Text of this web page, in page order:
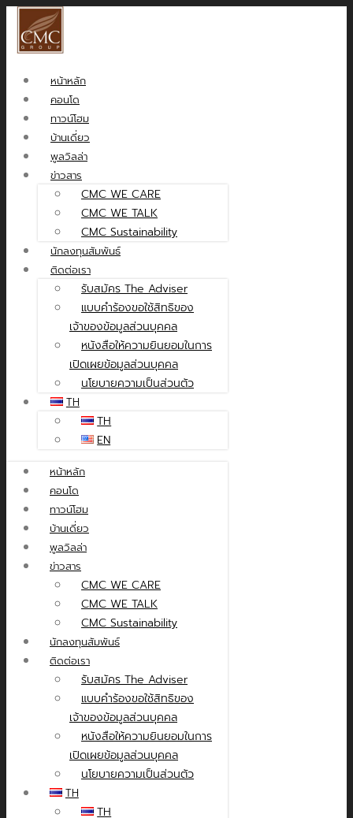
หน้าหลัก
คอนโด
ทาวน์โฮม
บ้านเดี่ยว
พูลวิลล่า
ข่าวสาร
CMC WE CARE
CMC WE TALK
CMC Sustainability
นักลงทุนสัมพันธ์
ติดต่อเรา
รับสมัคร The Adviser
แบบคำร้องขอใช้สิทธิของ
เจ้าของข้อมูลส่วนบุคคล
หนังสือให้ความยินยอมในการ
เปิดเผยข้อมูลส่วนบุคคล
นโยบายความเป็นส่วนตัว
TH
TH
EN
หน้าหลัก
คอนโด
ทาวน์โฮม
บ้านเดี่ยว
พูลวิลล่า
ข่าวสาร
CMC WE CARE
CMC WE TALK
CMC Sustainability
นักลงทุนสัมพันธ์
ติดต่อเรา
รับสมัคร The Adviser
แบบคำร้องขอใช้สิทธิของ
เจ้าของข้อมูลส่วนบุคคล
หนังสือให้ความยินยอมในการ
เปิดเผยข้อมูลส่วนบุคคล
นโยบายความเป็นส่วนตัว
TH
TH